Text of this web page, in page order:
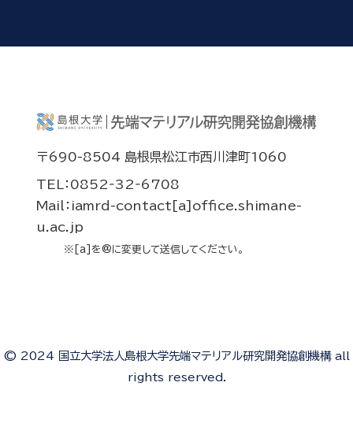
〒690-8504 島根県松江市西川津町1060
TEL：0852‐32‐6708
Mail：iamrd-contact[a]office.shimane-
u.ac.jp
※[a]を@に変更して送信してください。
© 2024 国立大学法人島根大学先端マテリアル研究開発協創機構 all
rights reserved.